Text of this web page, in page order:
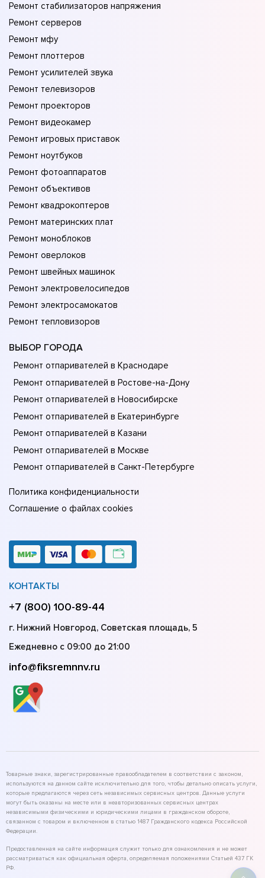
Ремонт стабилизаторов напряжения
Ремонт серверов
Ремонт мфу
Ремонт плоттеров
Ремонт усилителей звука
Ремонт телевизоров
Ремонт проекторов
Ремонт видеокамер
Ремонт игровых приставок
Ремонт ноутбуков
Ремонт фотоаппаратов
Ремонт объективов
Ремонт квадрокоптеров
Ремонт материнских плат
Ремонт моноблоков
Ремонт оверлоков
Ремонт швейных машинок
Ремонт электровелосипедов
Ремонт электросамокатов
Ремонт тепловизоров
ВЫБОР ГОРОДА
Ремонт отпаривателей в Краснодаре
Ремонт отпаривателей в Ростове-на-Донy
Ремонт отпаривателей в Новосибирске
Ремонт отпаривателей в Екатеринбурге
Ремонт отпаривателей в Казани
Ремонт отпаривателей в Москве
Ремонт отпаривателей в Санкт-Петербурге
Политика конфиденциальности
Соглашение о файлах cookies
КОНТАКТЫ
+7 (800) 100-89-44
г. Нижний Новгород, Советская площадь, 5
Ежедневно с 09:00 до 21:00
info@fiksremnnv.ru
Товарные знаки, зарегистрированные правообладателем в соответствии с законом,
используются на данном сайте исключительно для того, чтобы детально описать услуги,
которые предлагаются через сеть независимых сервисных центров. Данные услуги
могут быть оказаны на месте или в неавторизованных сервисных центрах
независимыми физическими и юридическими лицами в гражданском обороте,
связанном с товаром и включенном в статью 1487 Гражданского кодекса Российской
Федерации.
Предоставленная на сайте информация служит только для ознакомления и не может
рассматриваться как официальная оферта, определяемая положениями Статьей 437 ГК
РФ.